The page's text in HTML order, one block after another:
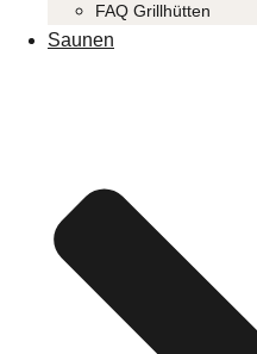
FAQ Grillhütten
Saunen